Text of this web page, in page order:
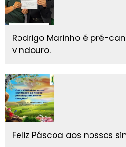
Rodrigo Marinho é pré-
vindouro.
Feliz Páscoa aos nossos